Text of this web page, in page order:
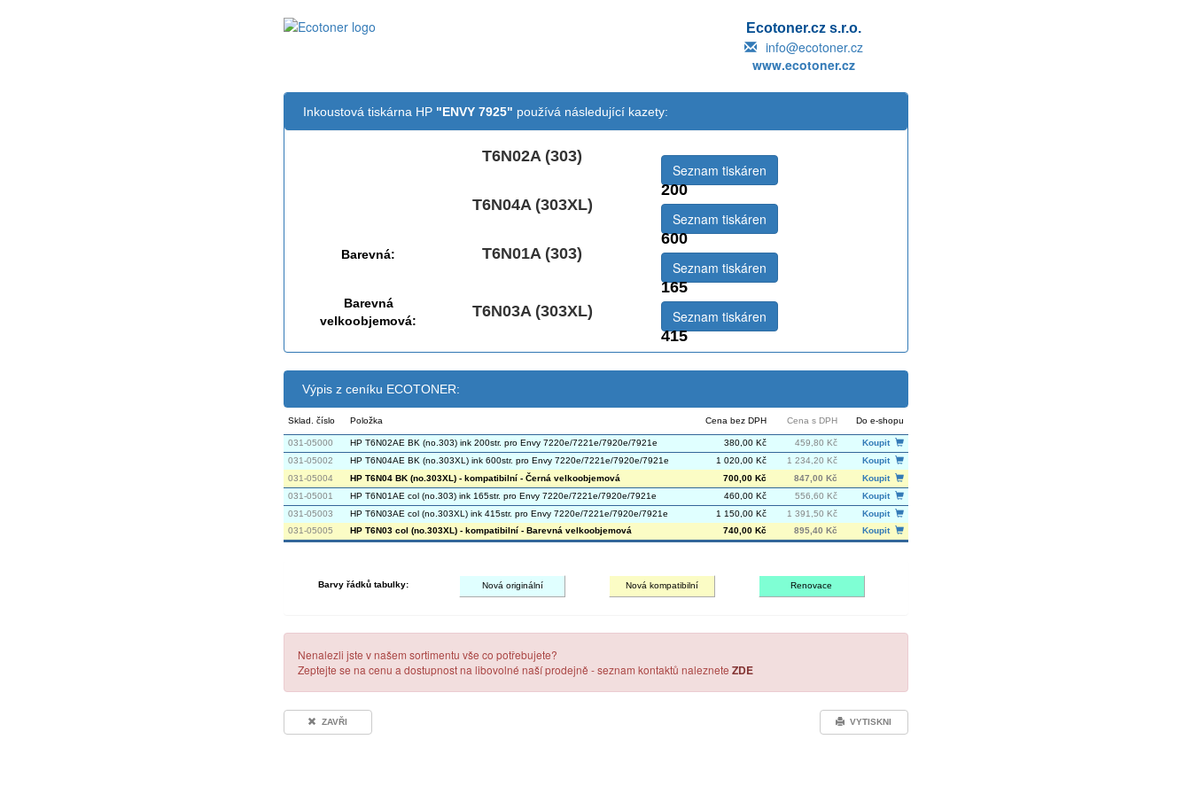
Ecotoner.cz s.r.o.
info@ecotoner.cz
www.ecotoner.cz
Inkoustová tiskárna HP "ENVY 7925" používá následující kazety:
T6N02A (303)
200
Seznam tiskáren
T6N04A (303XL)
600
Seznam tiskáren
Barevná:
T6N01A (303)
165
Seznam tiskáren
Barevná
velkoobjemová:
T6N03A (303XL)
415
Seznam tiskáren
Výpis z ceníku ECOTONER:
Sklad. číslo Položka Cena bez DPH Cena s DPH Do e-shopu
031-05000 HP T6N02AE BK (no.303) ink 200str. pro Envy 7220e/7221e/7920e/7921e 380,00 Kč 459,80 Kč
Koupit
031-05002
HP T6N04AE BK (no.303XL) ink 600str. pro Envy 7220e/7221e/7920e/7921e 1 020,00 Kč 1 234,20 Kč
Koupit
031-05004
HP T6N04 BK (no.303XL) - kompatibilní - Černá velkoobjemová 700,00 Kč 847,00 Kč
Koupit
031-05001
HP T6N01AE col (no.303) ink 165str. pro Envy 7220e/7221e/7920e/7921e 460,00 Kč 556,60 Kč
Koupit
031-05003
HP T6N03AE col (no.303XL) ink 415str. pro Envy 7220e/7221e/7920e/7921e 1 150,00 Kč 1 391,50 Kč
Koupit
031-05005
HP T6N03 col (no.303XL) - kompatibilní - Barevná velkoobjemová 740,00 Kč 895,40 Kč Koupit
Barvy řádků tabulky: Nová originální Nová kompatibilní Renovace
Nenalezli jste v našem sortimentu vše co potřebujete?
Zeptejte se na cenu a dostupnost na libovolné naší prodejně - seznam kontaktů naleznete ZDE
ZAVŘI VYTISKNI